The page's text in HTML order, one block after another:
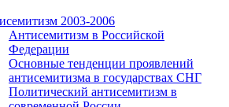
2003-2006
Антисемитизм в Российской
Федерации
Основные тенденции проявлений
антисемитизма в государствах СНГ
Политический антисемитизм в